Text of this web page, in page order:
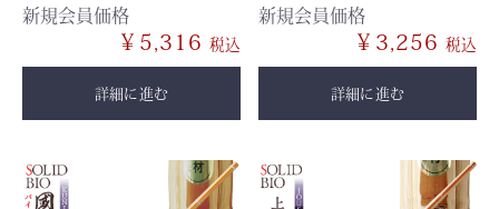
新規会員価格
￥5,316
詳細に進む
新規会員価格
￥3,256
詳細に進む